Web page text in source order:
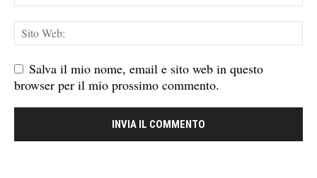
Salva il mio nome, email e sito web in questo
browser per il mio prossimo commento.